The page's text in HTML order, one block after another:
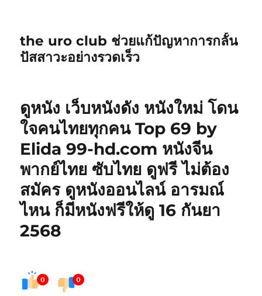
the uro club ช่วยแก้ปัญหาการกลั้น
ปัสสาวะอย่างรวดเร็ว
ดูหนัง เว็บหนังดัง หนังใหม่ โดน
ใจคนไทยทุกคน Top 69 by
Elida 99-hd.com หนังจีน
พากย์ไทย ซับไทย ดูฟรี ไม่ต้อง
สมัคร ดูหนังออนไลน์ อารมณ์
ไหน ก็มีหนังฟรีให้ดู 16 กันยา
2568
0 0